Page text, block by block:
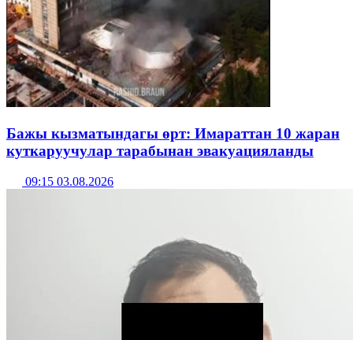
Бажы кызматындагы өрт: Имараттан 10 жаран
куткаруучулар тарабынан эвакуацияланды
09:15 03.08.2026